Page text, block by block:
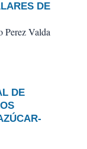
DE
Valda
DE